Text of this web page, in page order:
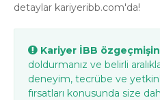
detaylar kariyeribb.com'da!
Kariyer İBB
doldurmanız ve belirli
deneyim, tecrübe ve
fırsatları konusunda size